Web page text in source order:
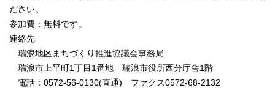
ださい。
参加費：無料です。
連絡先
瑞浪地区まちづくり推進協議会事務局
瑞浪市上平町1丁目1番地 瑞浪市役所西分庁舎1階
電話：0572-56-0130(直通) ファクス0572-68-2132